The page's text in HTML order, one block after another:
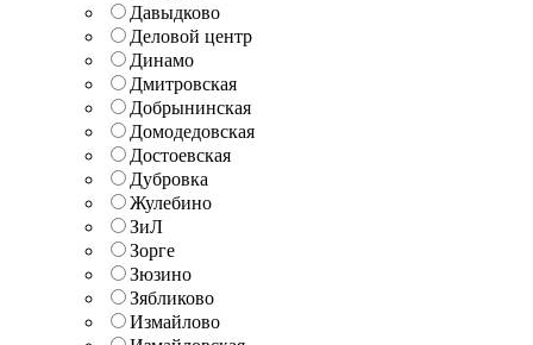
Давыдково
Деловой центр
Динамо
Дмитровская
Добрынинская
Домодедовская
Достоевская
Дубровка
Жулебино
ЗиЛ
Зорге
Зюзино
Зябликово
Измайлово